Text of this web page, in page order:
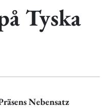
Tyska
Nebensatz